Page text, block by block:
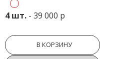
4 шт. - 39 000 р
В КОРЗИНУ